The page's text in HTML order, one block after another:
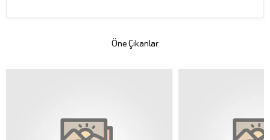
Öne Çıkanlar